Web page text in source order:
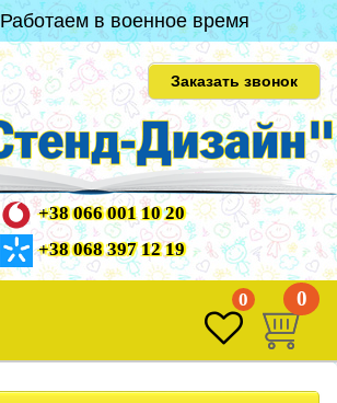
Работаем в военное время
Заказать звонок
+38 066 001 10 20
+38 068 397 12 19
0 0